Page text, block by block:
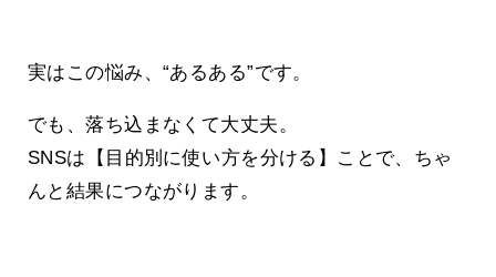
実はこの悩み、“あるある”です。
でも、落ち込まなくて大丈夫。
SNSは【目的別に使い方を分ける】ことで、ちゃ
んと結果につながります。